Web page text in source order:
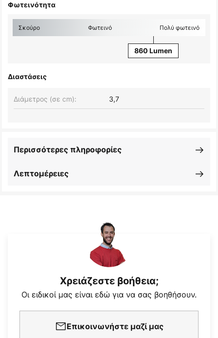
Φωτεινότητα
Σκούρο Φωτεινό Πολύ φωτεινό
860 Lumen
Διαστάσεις
Διάμετρος (σε cm): 3,7
Λεπτομέρειες
Περισσότερες πληροφορίες
Χρειάζεστε βοήθεια;
Οι ειδικοί μας είναι εδώ για να σας βοηθήσουν.
Επικοινωνήστε μαζί μας